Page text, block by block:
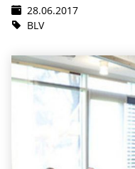
28.06.2017
BLV